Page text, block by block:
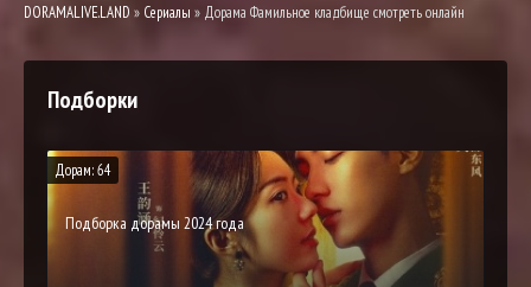
DORAMALIVE.LAND » Сериалы » Дорама Фамильное кладбище смотреть онлайн
Подборки
Дорам: 64
Подборка дорамы 2024 года